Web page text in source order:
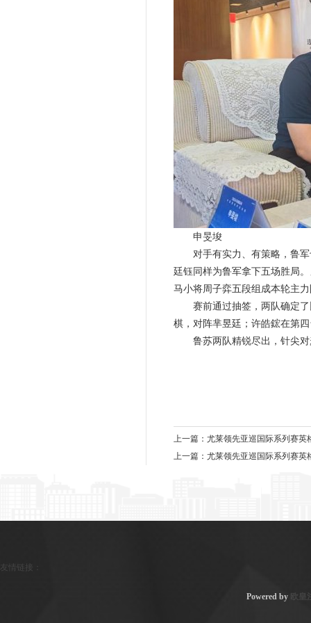
申旻埈
对手有实力、有策略，鲁军
廷钰同样为鲁军拿下五场胜局
马小将周子弈五段组成本轮主
赛前通过抽签，两队确定了
棋，对阵芈昱廷；许皓鋐在第
鲁苏两队精锐尽出，针尖对
上一篇： 尤莱领先亚巡国际系列赛英
上一篇： 尤莱领先亚巡国际系列赛英
友情链接：
Powered by 欧皇